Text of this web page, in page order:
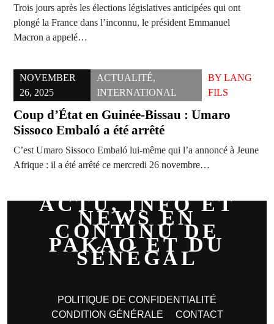
Trois jours après les élections législatives anticipées qui ont
plongé la France dans l’inconnu, le président Emmanuel
Macron a appelé…
NOVEMBER
26, 2025
ACTUALITÉ,
INTERNATIONAL
BY LANG
FILS
Coup d’État en Guinée-Bissau : Umaro
Sissoco Embaló a été arrêté
C’est Umaro Sissoco Embaló lui-même qui l’a annoncé à Jeune
Afrique : il a été arrêté ce mercredi 26 novembre…
ACTU, INFO ET
NEWS EN
CONTINU DE
PAKAO ET DU
SÉNÉGAL
POLITIQUE DE CONFIDENTIALITÉ
CONDITION GÉNÉRALE
CONTACT